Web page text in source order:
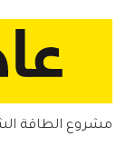
مشروع الطاقة